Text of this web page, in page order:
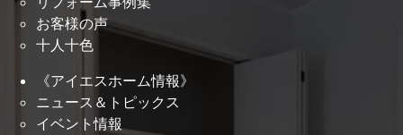
お客様の声
十人十色
《アイエスホーム情報》
ニュース＆トピックス
イベント情報